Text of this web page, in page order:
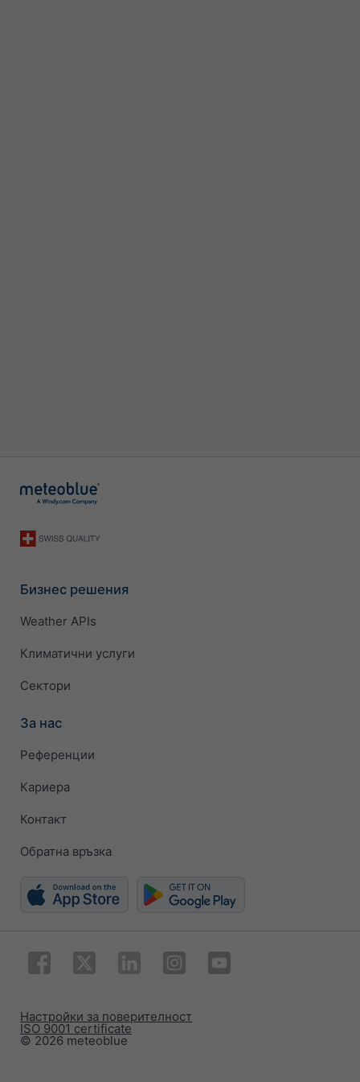
Бизнес решения
Weather APIs
Климатични услуги
Сектори
За нас
Референции
Кариера
Контакт
Обратна връзка
© 2026 meteoblue
ISO 9001 certificate
Настройки за поверителност